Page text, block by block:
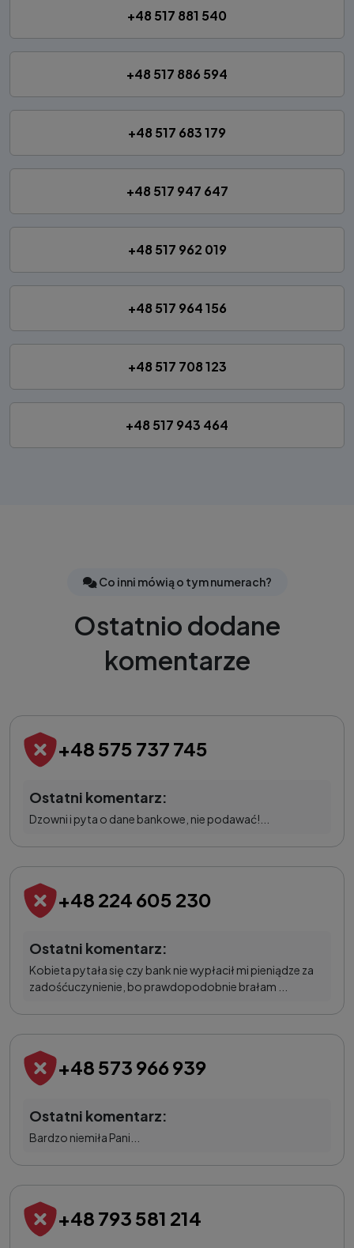
+48 517 881 540
+48 517 886 594
+48 517 683 179
+48 517 947 647
+48 517 962 019
+48 517 964 156
+48 517 708 123
+48 517 943 464
Co inni mówią o tym numerach?
Ostatnio dodane
komentarze
+48 575 737 745
Ostatni komentarz:
Dzowni i pyta o dane bankowe, nie podawać!...
+48 224 605 230
Ostatni komentarz:
Kobieta pytała się czy bank nie wypłacił mi pieniądze za
zadośćuczynienie, bo prawdopodobnie brałam ...
+48 573 966 939
Ostatni komentarz:
Bardzo niemiła Pani...
+48 793 581 214